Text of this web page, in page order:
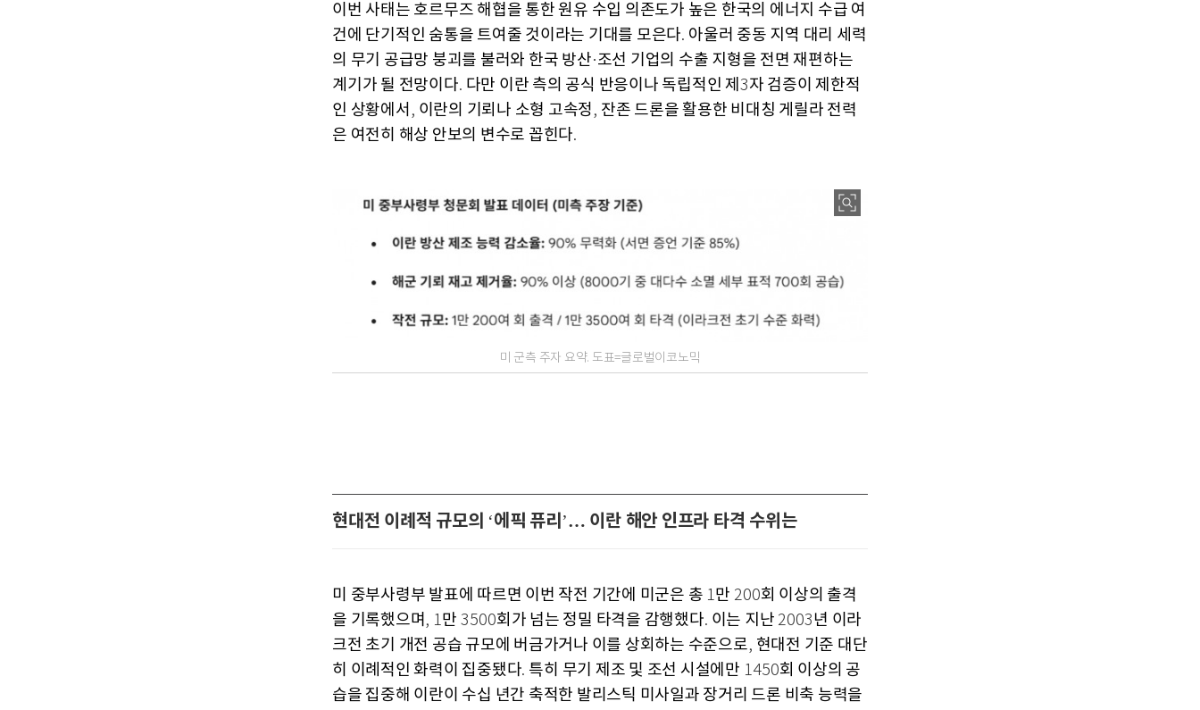
이번 사태는 호르무즈 해협을 통한 원유 수입 의존도가 높은 한국의 에너지 수급 여
건에 단기적인 숨통을 트여줄 것이라는 기대를 모은다. 아울러 중동 지역 대리 세력
의 무기 공급망 붕괴를 불러와 한국 방산·조선 기업의 수출 지형을 전면 재편하는
계기가 될 전망이다. 다만 이란 측의 공식 반응이나 독립적인 제 3자 검증이 제한적
인 상황에서 , 이란의 기뢰나 소형 고속정, 잔존 드론을 활용한 비대칭 게릴라 전력
은 여전히 해상 안보의 변수로 꼽힌다.
미 군측 주자 요약. 도표=글로벌이코노믹
현대전 이례적 규모의 ‘에픽 퓨리 ’… 이란 해안 인프라 타격 수위는
미 중부사령부 발표에 따르면 이번 작전 기간에 미군은 총 1만 200회 이상의 출격
을 기록했으며 , 1만 3500회가 넘는 정밀 타격을 감행했다. 이는 지난 2003년 이라
크전 초기 개전 공습 규모에 버금가거나 이를 상회하는 수준으로, 현대전 기준 대단
히 이례적인 화력이 집중됐다. 특히 무기 제조 및 조선 시설에만 1450회 이상의 공
습을 집중해 이란이 수십 년간 축적한 발리스틱 미사일과 장거리 드론 비축 능력을